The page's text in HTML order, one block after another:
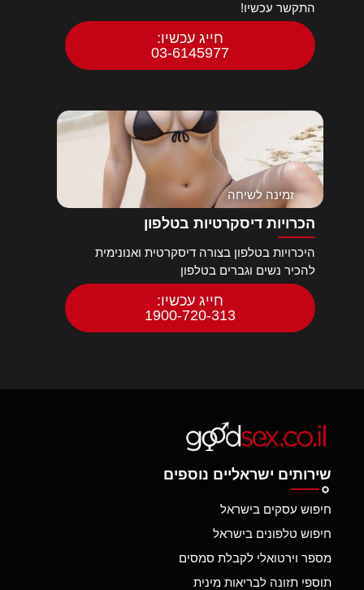
התקשר עכשיו!
חייג עכשיו:
03-6145977
זמינה לשיחה
הכרויות דיסקרטיות בטלפון
היכרויות בטלפון בצורה דיסקרטית ואנונימית
להכיר נשים וגברים בטלפון
חייג עכשיו:
1900-720-313
שירותים ישראליים נוספים
חיפוש עסקים בישראל
חיפוש טלפונים בישראל
מספר וירטואלי לקבלת סמסים
תוספי תזונה לבריאות מינית